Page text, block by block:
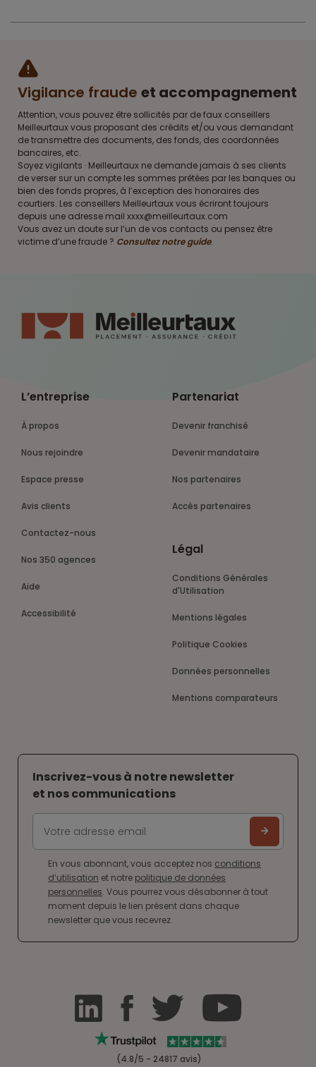
Vigilance fraude et accompagnement
Attention, vous pouvez être sollicités par de faux conseillers
Meilleurtaux vous proposant des crédits et/ou vous demandant
de transmettre des documents, des fonds, des coordonnées
bancaires, etc.
Soyez vigilants · Meilleurtaux ne demande jamais à ses clients
de verser sur un compte les sommes prêtées par les banques ou
bien des fonds propres, à l’exception des honoraires des
courtiers. Les conseillers Meilleurtaux vous écriront toujours
depuis une adresse mail xxxx@meilleurtaux.com
Vous avez un doute sur l’un de vos contacts ou pensez être
victime d’une fraude ? Consultez notre guide.
L’entreprise
À propos
Nous rejoindre
Espace presse
Avis clients
Contactez-nous
Nos 350 agences
Aide
Accessibilité
Partenariat
Devenir franchisé
Devenir mandataire
Nos partenaires
Accès partenaires
Légal
Conditions Générales
d'Utilisation
Mentions légales
Politique Cookies
Données personnelles
Mentions comparateurs
Inscrivez-vous à notre newsletter
et nos communications
En vous abonnant, vous acceptez nos conditions
d’utilisation et notre politique de données
personnelles. Vous pourrez vous désabonner à tout
moment depuis le lien présent dans chaque
newsletter que vous recevrez.
(4.8/5 - 24817 avis)